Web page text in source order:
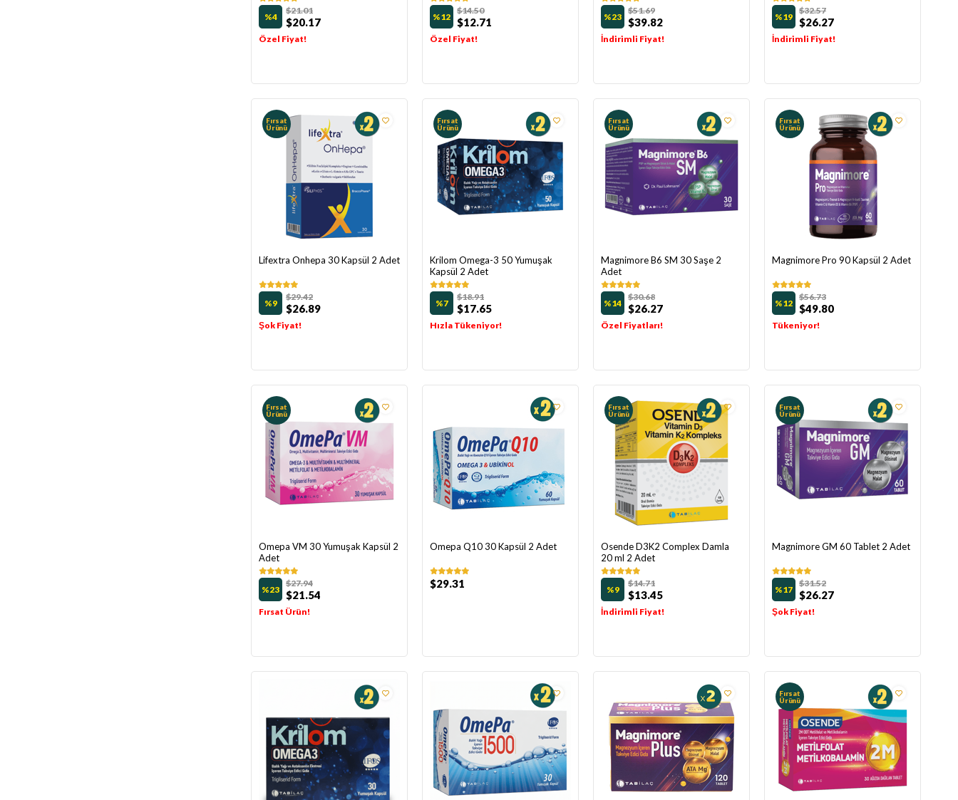
%4 $20.17
$21.01
Özel Fiyat!
%12 $12.71
$14.50
Özel Fiyat!
%23 $39.82
$51.69
İndirimli Fiyat!
%19 $26.27
$32.57
İndirimli Fiyat!
Lifextra Onhepa 30 Kapsül 2 Adet
%9 $26.89
$29.42
Şok Fiyat!
Fırsat
Ürünü
Krilom Omega-3 50 Yumuşak
Kapsül 2 Adet
%7 $17.65
$18.91
Hızla Tükeniyor!
Fırsat
Ürünü
Magnimore B6 SM 30 Saşe 2
Adet
%14 $26.27
$30.68
Özel Fiyatları!
Fırsat
Ürünü
Magnimore Pro 90 Kapsül 2 Adet
%12 $49.80
$56.73
Tükeniyor!
Fırsat
Ürünü
Omepa VM 30 Yumuşak Kapsül 2
Adet
%23 $21.54
$27.94
Fırsat Ürün!
Fırsat
Ürünü
Omepa Q10 30 Kapsül 2 Adet
$29.31
Osende D3K2 Complex Damla
20 ml 2 Adet
%9 $13.45
$14.71
İndirimli Fiyat!
Fırsat
Ürünü
Magnimore GM 60 Tablet 2 Adet
%17 $26.27
$31.52
Şok Fiyat!
Fırsat
Ürünü
Fırsat
Ürünü